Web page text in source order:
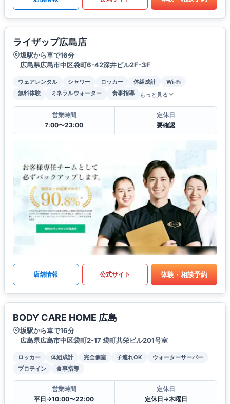
ライザップ広島店
坂駅から車で16分
広島県広島市中区袋町6-42深井ビル2F･3F
ウェアレンタル シャワー ロッカー 体組成計
Wi-Fi
無料体験
ミネラルウォーター 食事指導 もっと見る
営業時間
7:00〜23:00
定休日
要確認
店舗情報 公式サイト 体験・相談予約
BODY CARE HOME 広島
坂駅から車で16分
広島県広島市中区袋町2-17 袋町共栄ビル201号室
ロッカー 体組成計 完全個室 子連れOK
ウォーターサーバー
プロテイン
食事指導
営業時間
平日→10:00〜22:00
定休日
定休日→木曜日